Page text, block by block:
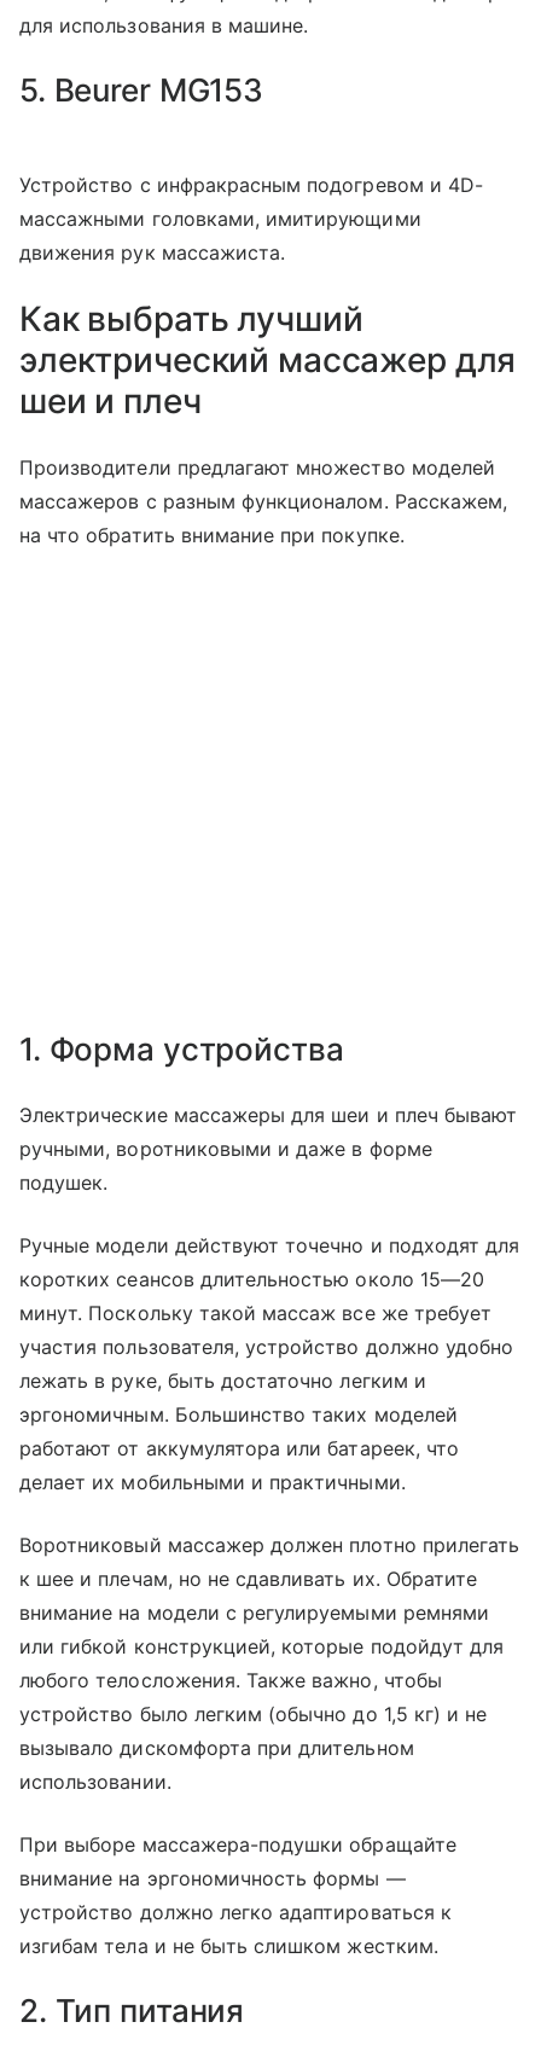
для использования в машине.
5. Beurer MG153
Устройство с инфракрасным подогревом и 4D-
массажными головками, имитирующими
движения рук массажиста.
Как выбрать лучший
электрический массажер для
шеи и плеч
Производители предлагают множество моделей
массажеров с разным функционалом. Расскажем,
на что обратить внимание при покупке.
1. Форма устройства
Электрические массажеры для шеи и плеч бывают
ручными, воротниковыми и даже в форме
подушек.
Ручные модели действуют точечно и подходят для
коротких сеансов длительностью около 15—20
минут. Поскольку такой массаж все же требует
участия пользователя, устройство должно удобно
лежать в руке, быть достаточно легким и
эргономичным. Большинство таких моделей
работают от аккумулятора или батареек, что
делает их мобильными и практичными.
Воротниковый массажер должен плотно прилегать
к шее и плечам, но не сдавливать их. Обратите
внимание на модели с регулируемыми ремнями
или гибкой конструкцией, которые подойдут для
любого телосложения. Также важно, чтобы
устройство было легким (обычно до 1,5 кг) и не
вызывало дискомфорта при длительном
использовании.
При выборе массажера-подушки обращайте
внимание на эргономичность формы —
устройство должно легко адаптироваться к
изгибам тела и не быть слишком жестким.
2. Тип питания